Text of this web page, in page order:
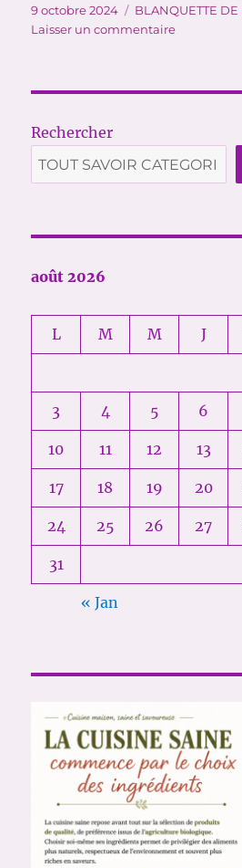
Publié
le
9 octobre 2024 Catégories
BLANQUETTE
Laisser un commentairesur
Rechercher
août 2026
L M M J
3 4 5 6
10 11 12 13
17 18 19 20
24 25 26 27
31
« Jan